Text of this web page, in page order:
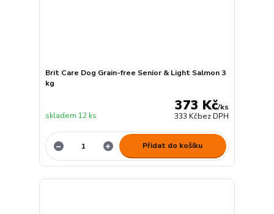
Brit Care Dog Grain-free Senior & Light Salmon 3
kg
373 Kč/ks
333 Kčbez DPH
skladem 12 ks
Přidat do košíku